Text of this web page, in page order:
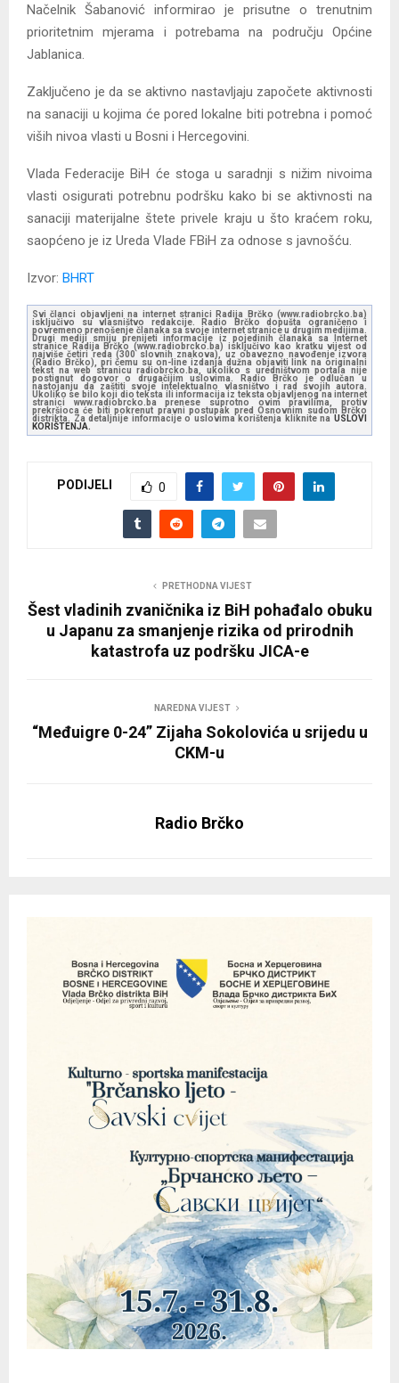
Načelnik Šabanović informirao je prisutne o trenutnim
prioritetnim mjerama i potrebama na području Općine
Jablanica.
Zaključeno je da se aktivno nastavljaju započete aktivnosti
na sanaciji u kojima će pored lokalne biti potrebna i pomoć
viših nivoa vlasti u Bosni i Hercegovini.
Vlada Federacije BiH će stoga u saradnji s nižim nivoima
vlasti osigurati potrebnu podršku kako bi se aktivnosti na
sanaciji materijalne štete privele kraju u što kraćem roku,
saopćeno je iz Ureda Vlade FBiH za odnose s javnošću.
Izvor: BHRT
Svi članci objavljeni na internet stranici Radija Brčko (www.radiobrcko.ba)
isključivo su vlasništvo redakcije. Radio Brčko dopušta ograničeno i
povremeno prenošenje članaka sa svoje internet stranice u drugim medijima.
Drugi mediji smiju prenijeti informacije iz pojedinih članaka sa Internet
stranice Radija Brčko (www.radiobrcko.ba) isključivo kao kratku vijest od
najviše četiri reda (300 slovnih znakova), uz obavezno navođenje izvora
(Radio Brčko), pri čemu su on-line izdanja dužna objaviti link na originalni
tekst na web stranicu radiobrcko.ba, ukoliko s uredništvom portala nije
postignut dogovor o drugačijim uslovima. Radio Brčko je odlučan u
nastojanju da zaštiti svoje intelektualno vlasništvo i rad svojih autora.
Ukoliko se bilo koji dio teksta ili informacija iz teksta objavljenog na internet
stranici www.radiobrcko.ba prenese suprotno ovim pravilima, protiv
prekršioca će biti pokrenut pravni postupak pred Osnovnim sudom Brčko
distrikta. Za detaljnije informacije o uslovima korištenja kliknite na USLOVI
KORIŠTENJA.
PODIJELI 0
PRETHODNA VIJEST
Šest vladinih zvaničnika iz BiH pohađalo obuku
u Japanu za smanjenje rizika od prirodnih
katastrofa uz podršku JICA-e
NAREDNA VIJEST
“Međuigre 0-24” Zijaha Sokolovića u srijedu u
CKM-u
Radio Brčko